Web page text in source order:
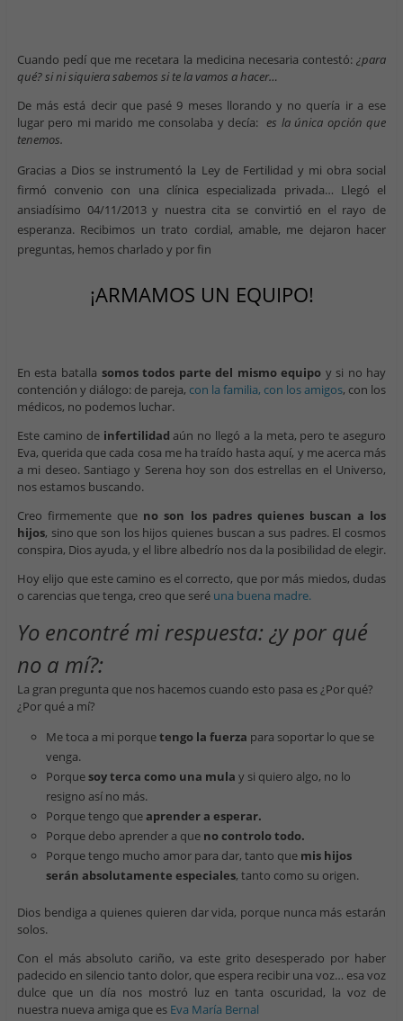
Cuando pedí que me recetara la medicina necesaria contestó:¿para
qué? si ni siquiera sabemos si te la vamos a hacer…
De más está decir que pasé 9 meses llorando y no quería ir a ese
lugar pero mi marido me consolaba y decía: es la única opción que
tenemos.
Gracias a Dios se instrumentó la Ley de Fertilidad y mi obra social
firmó convenio con una clínica especializada privada… Llegó el
ansiadísimo 04/11/2013 y nuestra cita se convirtió en el rayo de
esperanza. Recibimos un trato cordial, amable, me dejaron hacer
preguntas, hemos charlado y por fin
¡ARMAMOS UN EQUIPO!
En esta batalla somos todos parte del mismo equipo y si no hay
contención y diálogo: de pareja, con la familia, con los amigos, con los
médicos, no podemos luchar.
Este camino de infertilidad aún no llegó a la meta, pero te aseguro
Eva, querida que cada cosa me ha traído hasta aquí, y me acerca más
a mi deseo. Santiago y Serena hoy son dos estrellas en el Universo,
nos estamos buscando.
Creo firmemente que no son los padres quienes buscan a los
hijos, sino que son los hijos quienes buscan a sus padres. El cosmos
conspira, Dios ayuda, y el libre albedrío nos da la posibilidad de elegir.
Hoy elijo que este camino es el correcto, que por más miedos, dudas
o carencias que tenga, creo que seré una buena madre.
Yo encontré mi respuesta: ¿y por qué
no a mí?:
La gran pregunta que nos hacemos cuando esto pasa es ¿Por qué?
¿Por qué a mí?
Me toca a mi porquetengo la fuerza para soportar lo que se
venga.
Porquesoy terca como una mula y si quiero algo, no lo
resigno así no más.
Porque tengo queaprender a esperar.
Porque debo aprender a que no controlo todo.
Porque tengo mucho amor para dar, tanto que mis hijos
serán absolutamente especiales, tanto como su origen.
Dios bendiga a quienes quieren dar vida, porque nunca más estarán
solos.
Con el más absoluto cariño, va este grito desesperado por haber
padecido en silencio tanto dolor, que espera recibir una voz… esa voz
dulce que un día nos mostró luz en tanta oscuridad, la voz de
nuestra nueva amiga que es Eva María Bernal